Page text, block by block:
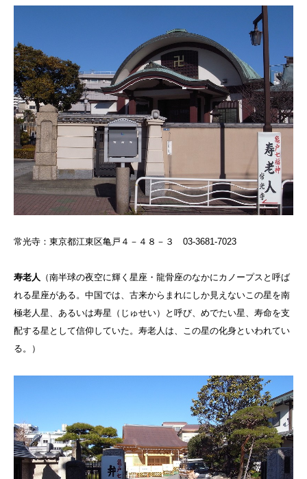
常光寺：東京都江東区亀戸４－４８－３ 03-3681-7023
寿老人 （南半球の夜空に輝く星座・龍骨座のなかにカノープスと呼ば
れる星座がある。中国では、古来からまれにしか見えないこの星を南
極老人星、あるいは寿星（じゅせい）と呼び、めでたい星、寿命を支
配する星として信仰していた。寿老人は、この星の化身といわれてい
る。
）